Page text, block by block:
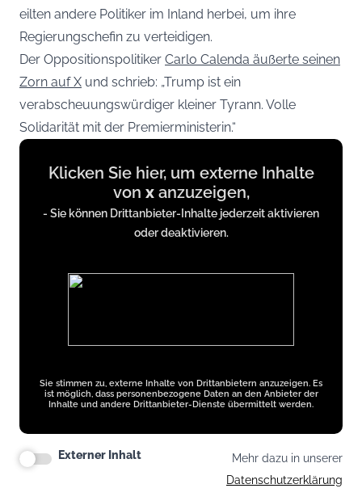
eilten andere Politiker im Inland herbei, um ihre
Regierungschefin zu verteidigen.
Der Oppositionspolitiker Carlo Calenda äußerte seinen
Zorn auf X und schrieb: „Trump ist ein
verabscheuungswürdiger kleiner Tyrann. Volle
Solidarität mit der Premierministerin.“
Display
content
x.com
Klicken Sie hier, um externe Inhalte
von xanzuzeigen,
- Sie können Drittanbieter-Inhalte jederzeit aktivieren
oder deaktivieren.
Sie stimmen zu, externe Inhalte von Drittanbietern anzuzeigen. Es
ist möglich, dass personenbezogene Daten an den Anbieter der
Inhalte und andere Drittanbieter-Dienste übermittelt werden.
Externer Inhalt
Mehr dazu in unserer
Datenschutzerklärung